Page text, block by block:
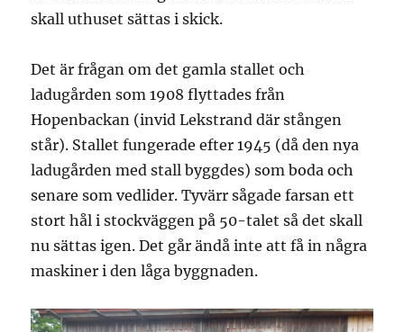
skall uthuset sättas i skick.
Det är frågan om det gamla stallet och
ladugården som 1908 flyttades från
Hopenbackan (invid Lekstrand där stången
står). Stallet fungerade efter 1945 (då den nya
ladugården med stall byggdes) som boda och
senare som vedlider. Tyvärr sågade farsan ett
stort hål i stockväggen på 50-talet så det skall
nu sättas igen. Det går ändå inte att få in några
maskiner i den låga byggnaden.